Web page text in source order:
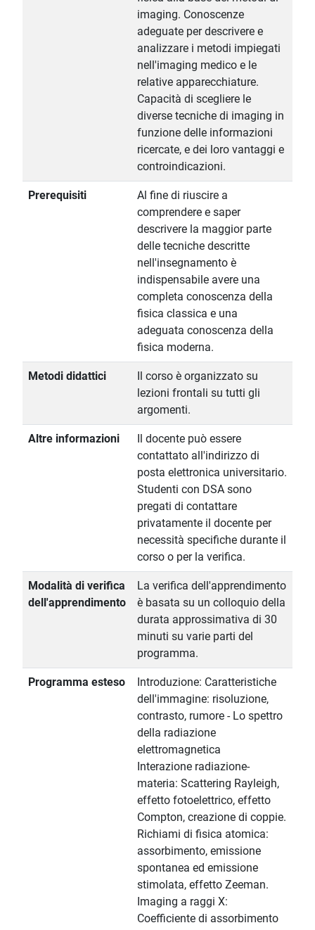
imaging. Conoscenze
adeguate per descrivere e
analizzare i metodi impiegati
nell'imaging medico e le
relative apparecchiature.
Capacità di scegliere le
diverse tecniche di imaging in
funzione delle informazioni
ricercate, e dei loro vantaggi e
controindicazioni.
Prerequisiti
Al fine di riuscire a
comprendere e saper
descrivere la maggior parte
delle tecniche descritte
nell'insegnamento è
indispensabile avere una
completa conoscenza della
fisica classica e una
adeguata conoscenza della
fisica moderna.
Metodi didattici
Il corso è organizzato su
lezioni frontali su tutti gli
argomenti.
Altre informazioni
Il docente può essere
contattato all'indirizzo di
posta elettronica universitario.
Studenti con DSA sono
pregati di contattare
privatamente il docente per
necessità specifiche durante il
corso o per la verifica.
Modalità di verifica
dell'apprendimento
La verifica dell'apprendimento
è basata su un colloquio della
durata approssimativa di 30
minuti su varie parti del
programma.
Programma esteso
Introduzione: Caratteristiche
dell'immagine: risoluzione,
contrasto, rumore - Lo spettro
della radiazione
elettromagnetica
Interazione radiazione-
materia: Scattering Rayleigh,
effetto fotoelettrico, effetto
Compton, creazione di coppie.
Richiami di fisica atomica:
assorbimento, emissione
spontanea ed emissione
stimolata, effetto Zeeman.
Imaging a raggi X:
Coefficiente di assorbimento